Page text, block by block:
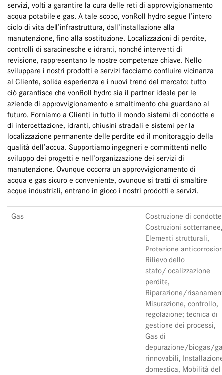
servizi, volti a garantire la cura delle reti di approvvigionamento
acqua potabile e gas. A tale scopo, vonRoll hydro segue l’intero
ciclo di vita dell’infrastruttura, dall’installazione alla
manutenzione, fino alla sostituzione. Localizzazioni di perdite,
controlli di saracinesche e idranti, nonché interventi di
revisione, rappresentano le nostre competenze chiave. Nello
sviluppare i nostri prodotti e servizi facciamo confluire vicinanza
al Cliente, solida esperienza e i nuovi trend del mercato: tutto
ciò garantisce che vonRoll hydro sia il partner ideale per le
aziende di approvvigionamento e smaltimento che guardano al
futuro. Forniamo a Clienti in tutto il mondo sistemi di condotte e
di intercettazione, idranti, chiusini stradali e sistemi per la
localizzazione permanente delle perdite ed il monitoraggio della
qualità dell’acqua. Supportiamo ingegneri e committenti nello
sviluppo dei progetti e nell’organizzazione dei servizi di
manutenzione. Ovunque occorra un approvvigionamento di
acqua e gas sicuro e conveniente, ovunque si tratti di smaltire
acque industriali, entrano in gioco i nostri prodotti e servizi.
Gas
Costruzione di
Costruzioni sotterranee,
Elementi strutturali,
Protezione
Rilievo dello
stato/localizzazione
perdite,
Riparazione/
Misurazione, controllo,
regolazione; tecnica di
gestione dei processi,
Gas di
depurazione/biogas/
rinnovabili,
domestica, Mobilità del